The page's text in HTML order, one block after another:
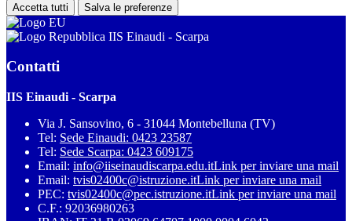
Accetta tutti Salva le preferenze
IIS Einaudi - Scarpa
Contatti
IIS Einaudi - Scarpa
Via J. Sansovino, 6 - 31044 Montebelluna (TV)
Tel: Sede Einaudi: 0423 23587
Tel: Sede Scarpa: 0423 609175
Email: info@iiseinaudiscarpa.edu.itLink per inviare una mail
Email: tvis02400c@istruzione.itLink per inviare una mail
PEC: tvis02400c@pec.istruzione.itLink per inviare una mail
C.F.: 92036980263